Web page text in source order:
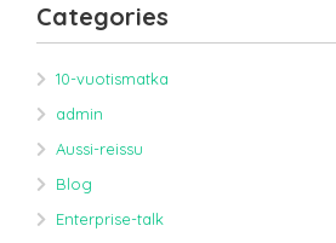
Categories
10-vuotismatka
admin
Aussi-reissu
Blog
Enterprise-talk